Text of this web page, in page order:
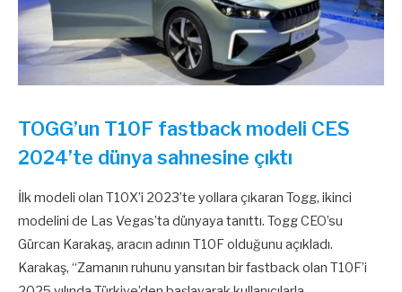
TOGG’un T10F fastback modeli CES
2024’te dünya sahnesine çıktı
İlk modeli olan T10X’i 2023’te yollara çıkaran Togg, ikinci
modelini de Las Vegas’ta dünyaya tanıttı. Togg CEO’su
Gürcan Karakaş, aracın adının T10F olduğunu açıkladı.
Karakaş, “Zamanın ruhunu yansıtan bir fastback olan T10F’i